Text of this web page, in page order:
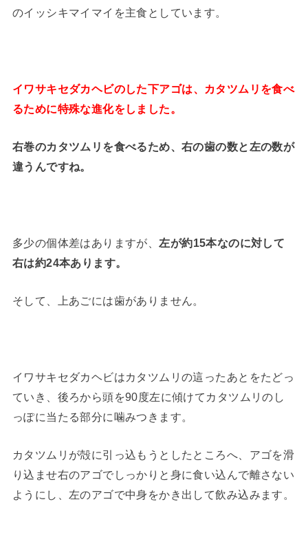
のイッシキマイマイを主食としています。
イワサキセダカヘビのした下アゴは、カタツムリを食べ
るために特殊な進化をしました。
右巻のカタツムリを食べるため、右の歯の数と左の数が
違うんですね。
多少の個体差はありますが、左が約15本なのに対して
右は約24本あります。
そして、上あごには歯がありません。
イワサキセダカヘビはカタツムリの這ったあとをたどっ
ていき、後ろから頭を90度左に傾けてカタツムリのし
っぽに当たる部分に噛みつきます。
カタツムリが殻に引っ込もうとしたところへ、アゴを滑
り込ませ右のアゴでしっかりと身に食い込んで離さない
ようにし、左のアゴで中身をかき出して飲み込みます。